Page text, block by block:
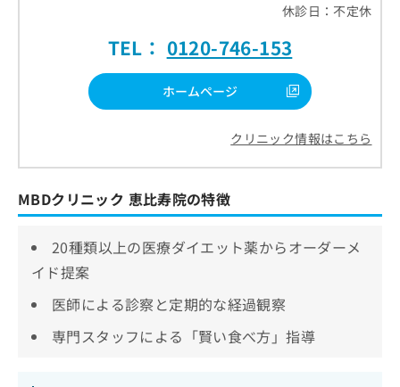
休診日：不定休
TEL： 0120-746-153
ホームページ
クリニック情報はこちら
MBDクリニック 恵比寿院の特徴
20種類以上の医療ダイエット薬からオーダーメ
イド提案
医師による診察と定期的な経過観察
専門スタッフによる「賢い食べ方」指導